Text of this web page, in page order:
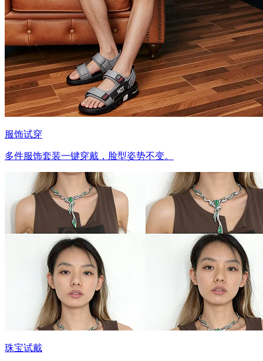
服饰试穿
多件服饰套装一键穿戴，脸型姿势不变。
珠宝试戴